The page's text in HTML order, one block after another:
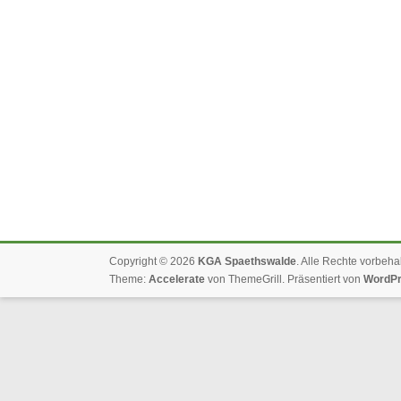
Copyright © 2026 KGA Spaethswalde. Alle Rechte
Theme: Accelerate von ThemeGrill. Präsentiert von